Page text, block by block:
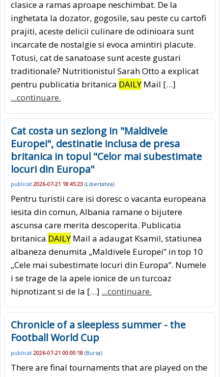
clasice a ramas aproape neschimbat. De la
inghetata la dozator, gogosile, sau peste cu cartofi
prajiti, aceste delicii culinare de odinioara sunt
incarcate de nostalgie si evoca amintiri placute.
Totusi, cat de sanatoase sunt aceste gustari
traditionale? Nutritionistul Sarah Otto a explicat
pentru publicatia britanica DAILY Mail […]
...continuare.
Cat costa un sezlong in "Maldivele
Europei", destinatie inclusa de presa
britanica in topul "Celor mai subestimate
locuri din Europa"
publicat 2026-07-21 18:45:23 (Libertatea)
Pentru turistii care isi doresc o vacanta europeana
iesita din comun, Albania ramane o bijutere
ascunsa care merita descoperita. Publicatia
britanica DAILY Mail a adaugat Ksamil, statiunea
albaneza denumita „Maldivele Europei” in top 10
„Cele mai subestimate locuri din Europa”. Numele
i se trage de la apele ionice de un turcoaz
hipnotizant si de la […] ...continuare.
Chronicle of a sleepless summer - the
Football World Cup
publicat 2026-07-21 00:00:18 (Bursa)
There are final tournaments that are played on the